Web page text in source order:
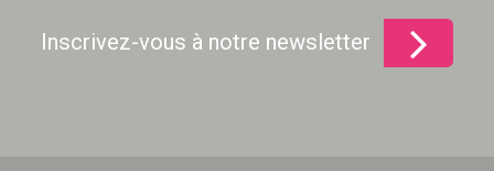
Inscrivez-vous à notre newsletter